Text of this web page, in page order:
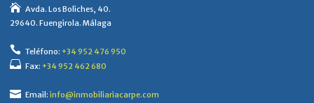
Avda. Los Boliches, 40.
29640. Fuengirola. Málaga
Teléfono:+34 952 476 950
Fax:+34 952 462 680
Email:info@inmobiliariacarpe.com